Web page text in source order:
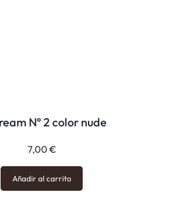
Nº 2 color nude
7,00 €
Añadir al carrito